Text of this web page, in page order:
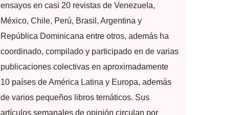
ensayos en casi 20 revistas de Venezuela,
México, Chile, Perú, Brasil, Argentina y
República Dominicana entre otros, además ha
coordinado, compilado y participado en de varias
publicaciones colectivas en aproximadamente
10 países de América Latina y Europa, además
de varios pequeños libros temáticos. Sus
artículos semanales de opinión circulan por